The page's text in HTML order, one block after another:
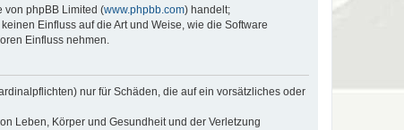
von phpBB Limited (www.phpbb.com) handelt;
Einfluss auf die Art und Weise, wie die Software
Einfluss nehmen.
nur für Schäden, die auf ein vorsätzliches oder
Leben, Körper und Gesundheit und der Verletzung